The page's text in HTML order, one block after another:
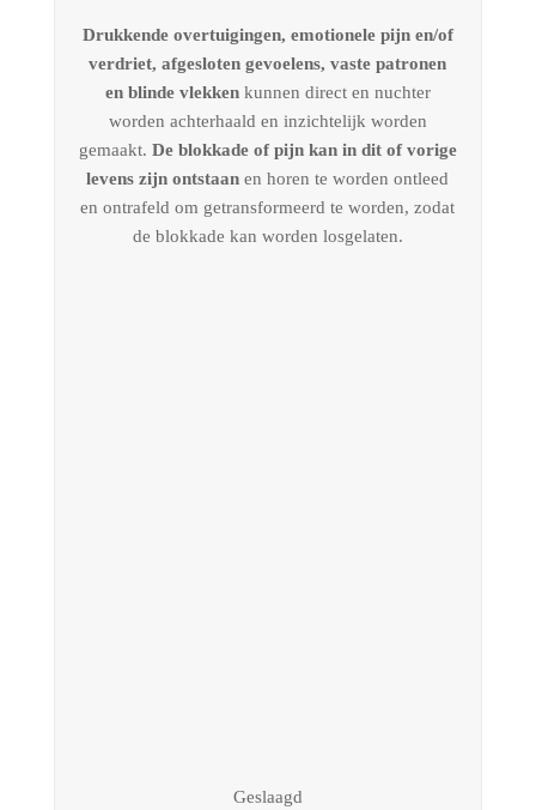
Drukkende overtuigingen, emotionele pijn en/of
verdriet, afgesloten gevoelens, vaste patronen
en blinde vlekkenkunnen direct en nuchter
worden achterhaald en inzichtelijk worden
gemaakt. De blokkade of pijn kan in dit of vorige
levens zijn ontstaan en horen te worden ontleed
en ontrafeld om getransformeerd te worden, zodat
de blokkade kan worden losgelaten.
Geslaagd